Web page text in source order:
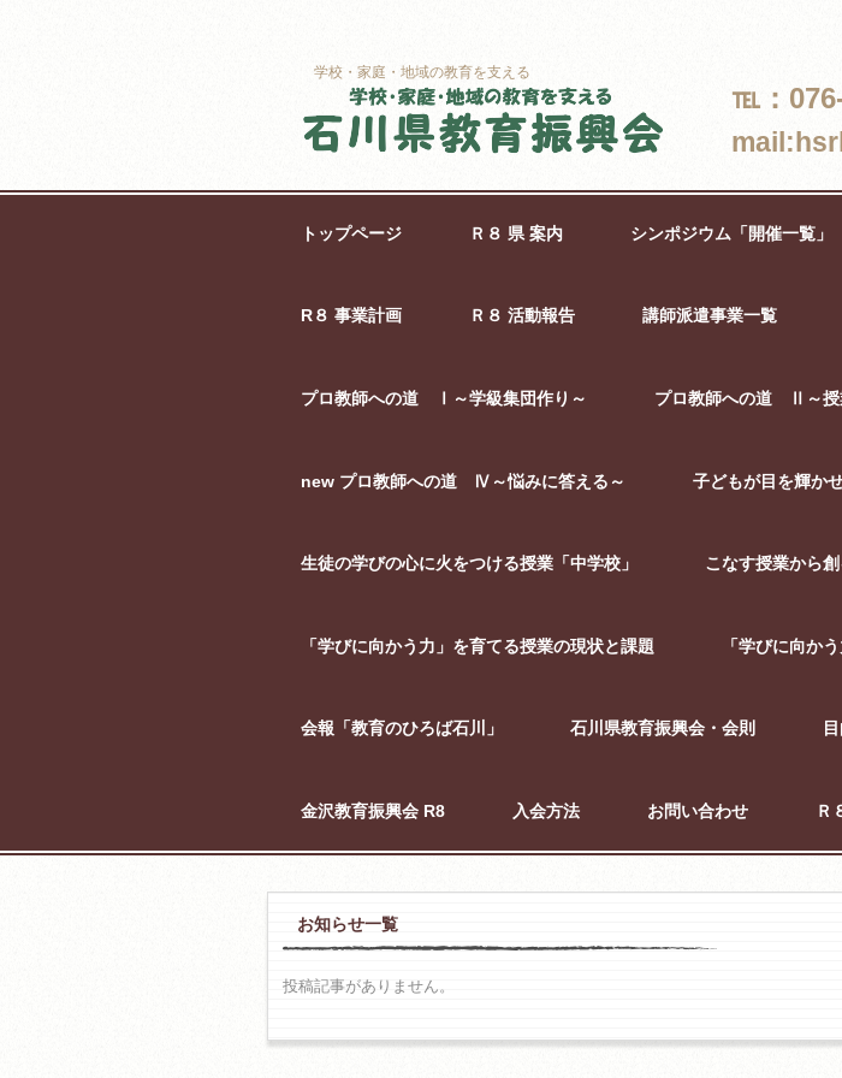
学校・家庭・地域の教育を支える
℡：
トップページ Ｒ８ 県 案内 シンポジウム「開催一覧」
R８ 事業計画 Ｒ８ 活動報告 講師派遣事業一覧
プロ教師への道 Ⅰ～学級集団作り～ プロ教師への道 Ⅱ～授
new プロ教師への道 Ⅳ～悩みに答える～ 子どもが目を輝か
生徒の学びの心に火をつける授業「中学校」 こなす授業から
「学びに向かう力」を育てる授業の現状と課題 「学びに向か
会報「教育のひろば石川」 石川県教育振興会・会則
金沢教育振興会 R8 入会方法 お問い合わせ Ｒ
お知らせ一覧
投稿記事がありません。